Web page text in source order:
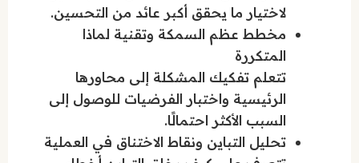
لاختيار ما يحقق أكبر عائد من التحسين.
مخطط عظم السمكة وتقنية لماذا
المتكررة
تتعلم تفكيك المشكلة إلى محاورها
الرئيسية واختبار الفرضيات للوصول إلى
السبب الأكثر احتمالًا.
تحليل التباين ونقاط الاختناق في العملية